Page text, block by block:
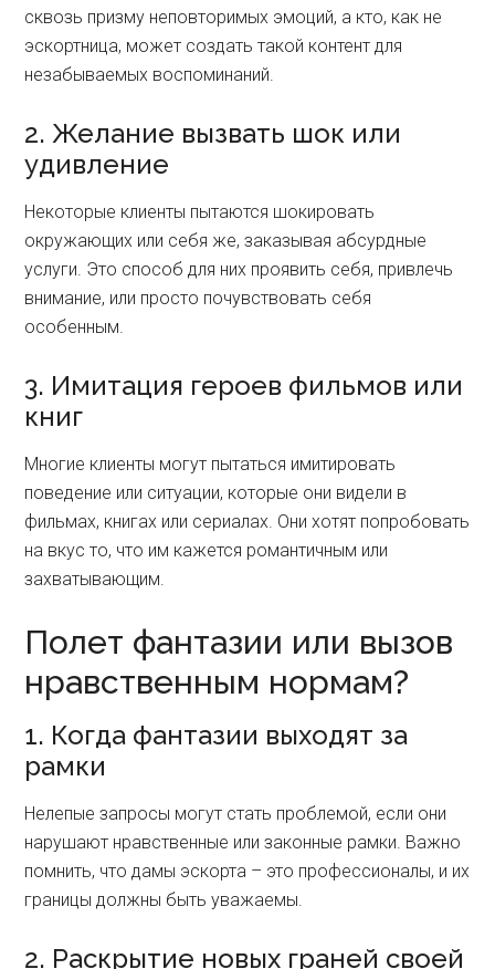
сквозь призму неповторимых эмоций, а кто, как не
эскортница, может создать такой контент для
незабываемых воспоминаний.
2. Желание вызвать шок или
удивление
Некоторые клиенты пытаются шокировать
окружающих или себя же, заказывая абсурдные
услуги. Это способ для них проявить себя, привлечь
внимание, или просто почувствовать себя
особенным.
3. Имитация героев фильмов или
книг
Многие клиенты могут пытаться имитировать
поведение или ситуации, которые они видели в
фильмах, книгах или сериалах. Они хотят попробовать
на вкус то, что им кажется романтичным или
захватывающим.
Полет фантазии или вызов
нравственным нормам?
1. Когда фантазии выходят за
рамки
Нелепые запросы могут стать проблемой, если они
нарушают нравственные или законные рамки. Важно
помнить, что дамы эскорта – это профессионалы, и их
границы должны быть уважаемы.
2. Раскрытие новых граней своей